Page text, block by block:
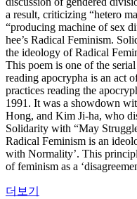
a result, criticizing “hetero
“producing machine of sex
hee’s Radical Feminism.
the ideology of Radical
This poem is one of the
reading apocrypha is an act
practices reading the
1991. It was a showdown
Hong, and Kim Ji-ha, who
Solidarity with “May
Radical Feminism is an
with Normality’. This
of feminism as a
더보기